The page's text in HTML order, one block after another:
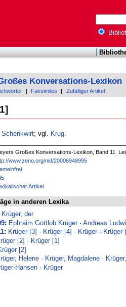
Konversations-Lexikon
Faksimiles Zufälliger Artikel
Schenkwirt; vgl. Krug.
Großes Konversations-Lexikon, Band 11.
www.zeno.org/nid/20006948995
Artikel
in anderen Lexika
Krüger, der
: Ephraim Gottlob Krüger·Andreas
: Krüger [3] · Krüger [4] · Krüger· Krüger
[2] · Krüger [1]
[2]
Helene · Krüger, Magdalene ·
Hansen · Krüger